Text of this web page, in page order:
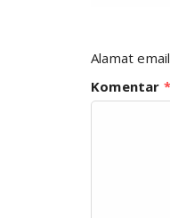
Alamat
Komentar *